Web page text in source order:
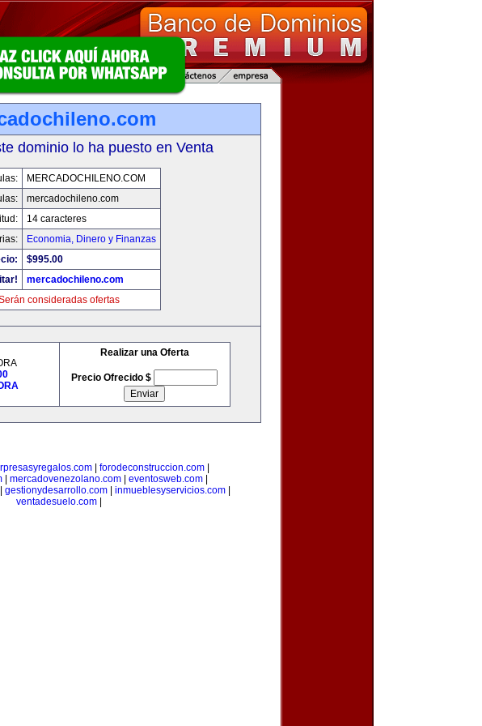
dominio lo ha puesto en Venta
MERCADOCHILENO.COM
mercadochileno.com
14 caracteres
Economia, Dinero y Finanzas
$995.00
mercadochileno.com
consideradas ofertas
Realizar una Oferta
Precio Ofrecido $
forodeconstruccion.com
mercadovenezolano.com eventosweb.com
gestionydesarrollo.com inmueblesyservicios.com
ventadesuelo.com